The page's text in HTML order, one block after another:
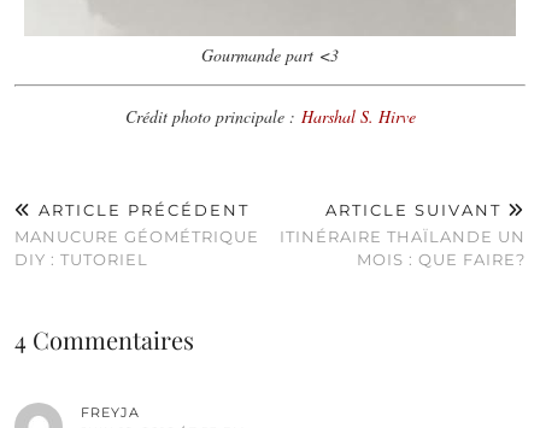
Gourmande part <3
Crédit photo principale : Harshal S. Hirve
ARTICLE PRÉCÉDENT
MANUCURE GÉOMÉTRIQUE
DIY : TUTORIEL
ARTICLE SUIVANT
ITINÉRAIRE THAÏLANDE UN
MOIS : QUE FAIRE?
4 Commentaires
FREYJA